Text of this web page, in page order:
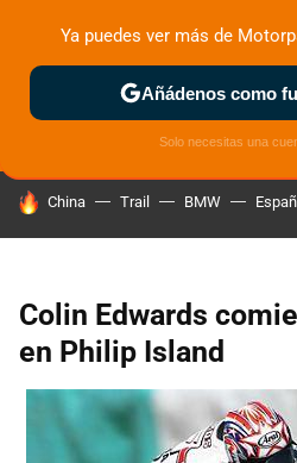
ZONA DE PRUEBAS
HOY SE HABLA DE
China Trail BMW
Colin Edwards
en Philip Island
Ya puedes ver más de
Añádenos como
Solo necesitas una